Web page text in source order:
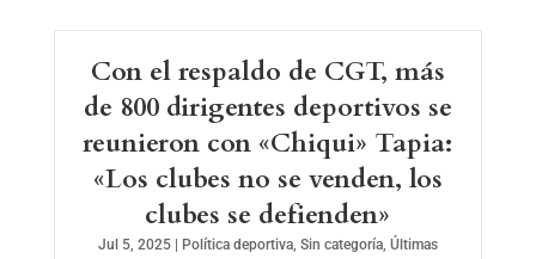
Con el respaldo de CGT, más
de 800 dirigentes deportivos se
reunieron con «Chiqui» Tapia:
«Los clubes no se venden, los
clubes se defienden»
Jul 5, 2025| Política deportiva, Sin categoría, Últimas